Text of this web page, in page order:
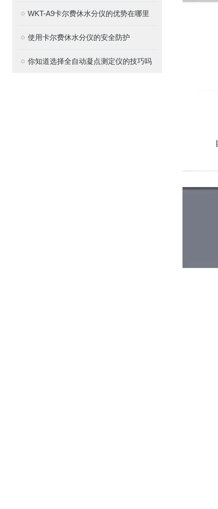
WKT-A9卡尔费休水分仪的优势在哪里
使用卡尔费休水分仪的安全防护
你知道选择全自动凝点测定仪的技巧吗